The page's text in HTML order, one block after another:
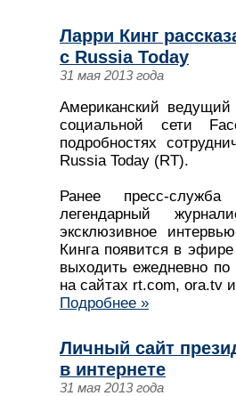
Ларри Кинг
с Russia Today
31 мая 2013 года
Американский
социальной сети
подробностях
Russia Today (RT).
Ранее пресс-
легендарный
эксклюзивное
Кинга появится в
выходить ежедневно
на сайтах rt.com, ora.tv
Подробнее »
Личный сайт
в интернете
31 мая 2013 года